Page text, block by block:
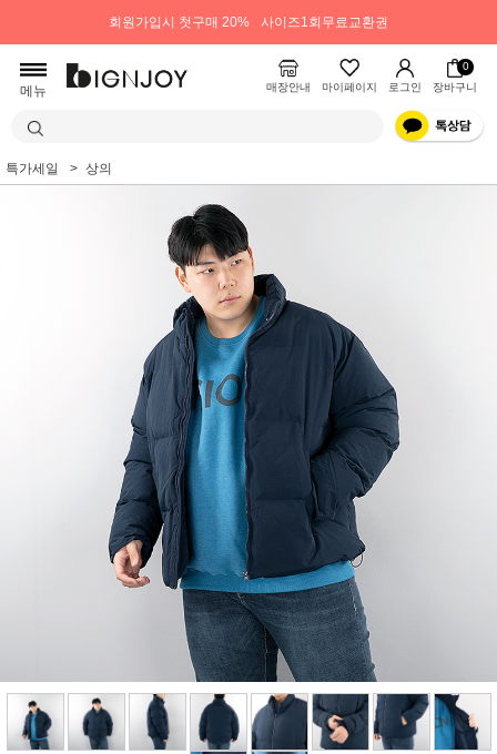
회원가입시 첫구매 20% 사이즈1회무료교환권
메뉴 매장안내 마이페이지 로그인
0
장바구니
특가세일 상의